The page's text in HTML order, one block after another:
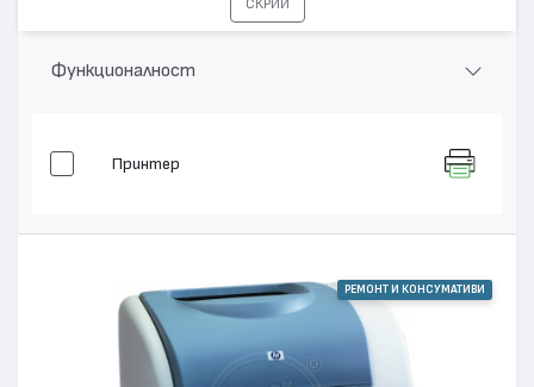
СКРИЙ
Функционалност
Принтер
РЕМОНТ И КОНСУМАТИВИ